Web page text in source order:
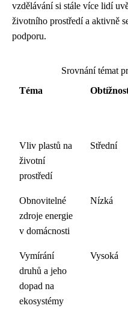
vzdělávání si stále více lidí
životního prostředí a aktivně
podporu.
Srovnání témat
Téma
Vliv plastů na
životní
prostředí
Střední
Obnovitelné
zdroje energie
v domácnosti
Nízká
Vymírání
druhů a jeho
dopad na
ekosystémy
Vysoká